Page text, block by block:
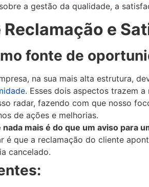
a gestão da qualidade, a
e
fonte de
na sua mais alta estrutura,
. Esses dois aspectos trazem
radar, fazendo com que nosso
de ações e melhorias.
mais é do que um aviso para
é que a reclamação do cliente
cancelado.